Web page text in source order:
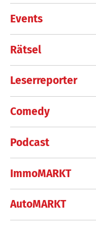
Events
Rätsel
Leserreporter
Comedy
Podcast
ImmoMARKT
AutoMARKT